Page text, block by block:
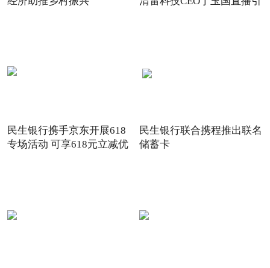
民生银行携手京东开展618
专场活动 可享618元立减优
民生银行联合携程推出联名
储蓄卡